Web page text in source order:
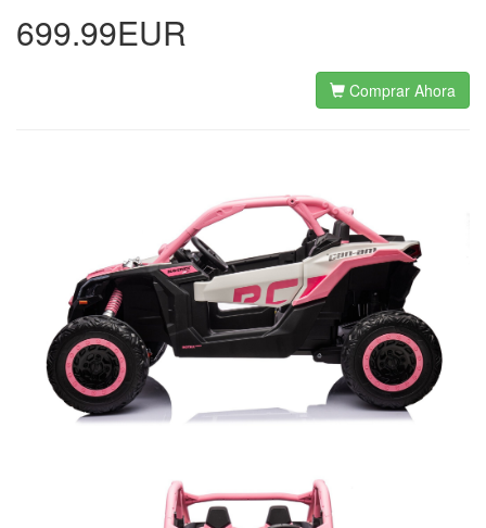
699.99EUR
Comprar Ahora